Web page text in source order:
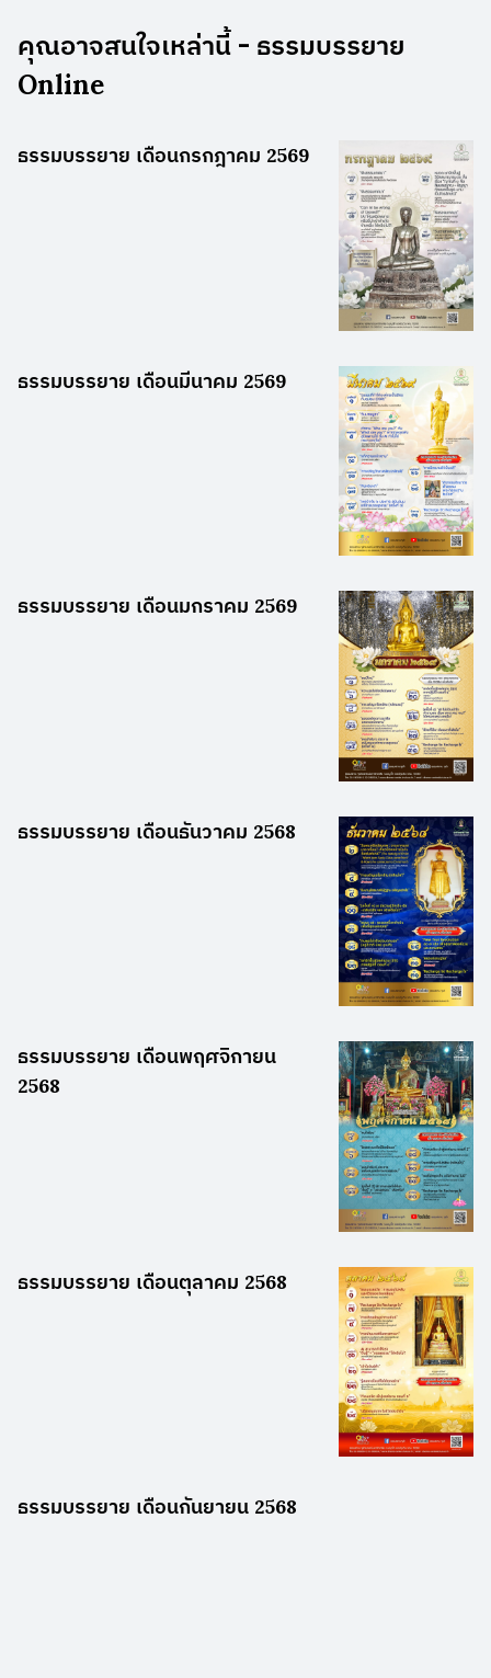
คุณอาจสนใจเหล่านี้ - ธรรมบรรยาย
Online
ธรรมบรรยาย เดือนกรกฎาคม 2569
ธรรมบรรยาย เดือนมีนาคม 2569
ธรรมบรรยาย เดือนมกราคม 2569
ธรรมบรรยาย เดือนธันวาคม 2568
ธรรมบรรยาย เดือนพฤศจิกายน
2568
ธรรมบรรยาย เดือนตุลาคม 2568
ธรรมบรรยาย เดือนกันยายน 2568